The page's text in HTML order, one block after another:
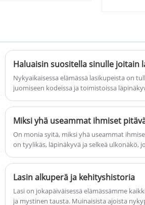
hedelmillesi.
hedelmäkulho on
tarkasti ja tyylikkäästi,
jokaiseen
Luota
jokaisen kappaleen
Haluaisin suositella sinulle joitain
Nykyaikaisessa elämässä lasikupeista on
juomiseen kodeissa ja toimistoissa
markkinoilla, joita kuluttajat rakastavat
suorituskyvyn suhteen.
Miksi yhä useammat ihmiset
On monia syitä, miksi yhä useammat
on tyylikäs, läpinäkyvä ja selkeä ulkonäkö,
intuitiivisemmin ja lisätä elämän
myös kukkien kirkkaiden värien
luomalla tyylikkään ja tuoreen ilmapiirin.
Lasin alkuperä ja kehityshistoria
Lasi on jokapäiväisessä elämässämme
ja mystinen tausta. Muinaisista ajoista